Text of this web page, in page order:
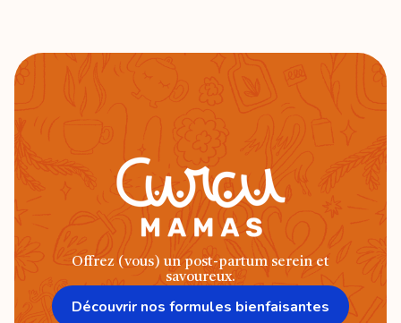
Offrez (vous) un post-partum serein et
savoureux.
Découvrir nos formules bienfaisantes